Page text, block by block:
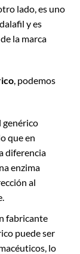
lado, es uno
y es
la marca
, podemos
genérico
que en
diferencia
enzima
al
fabricante
puede ser
lo